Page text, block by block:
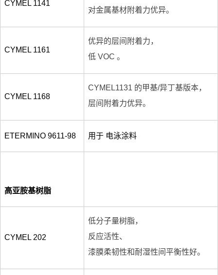
CYMEL 1141
对金属基材附着力优异。
CYMEL 1161
优异的层间附着力，
低 VOC 。
CYMEL 1168
CYMEL1131 的甲基/异丁基版本，
层间附着力优异。
ETERMINO 9611-98 用于 电泳涂料
高亚胺基树脂
CYMEL 202
低分子量树脂，
反应活性、
漆膜柔韧性和耐湿性间平衡性好。